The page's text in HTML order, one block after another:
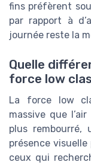
fins préfèrent
par rapport à
journée reste la
Quelle
force low
La force low
massive que
plus rembourré,
présence
ceux qui